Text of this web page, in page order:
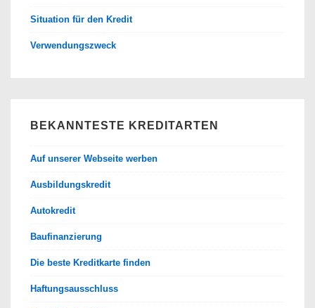
Situation für den Kredit
Verwendungszweck
BEKANNTESTE KREDITARTEN
Auf unserer Webseite werben
Ausbildungskredit
Autokredit
Baufinanzierung
Die beste Kreditkarte finden
Haftungsausschluss